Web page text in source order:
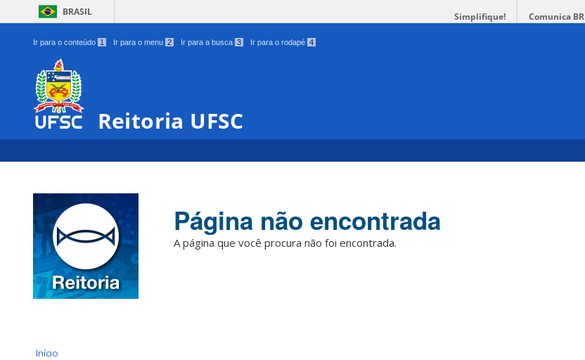
BRASIL Simplifique! Comunica BR
Ir para o conteúdo 1 Ir para o menu 2 Ir para a busca 3 Ir para o rodapé 4
Reitoria UFSC
Início
Página não encontrada
A página que você procura não foi encontrada.